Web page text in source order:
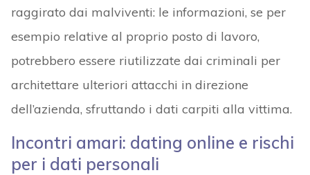
raggirato dai malviventi: le informazioni, se per
esempio relative al proprio posto di lavoro,
potrebbero essere riutilizzate dai criminali per
architettare ulteriori attacchi in direzione
dell’azienda, sfruttando i dati carpiti alla vittima.
Incontri amari: dating online e rischi
per i dati personali